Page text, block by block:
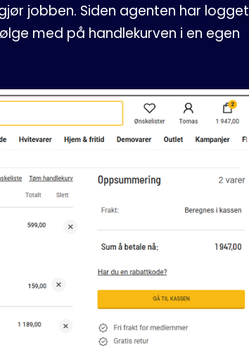
jobben. Siden agenten har logget
med på handlekurven i en egen